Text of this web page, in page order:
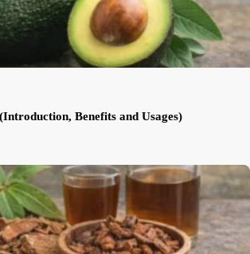
(Introduction, Benefits and Usages)